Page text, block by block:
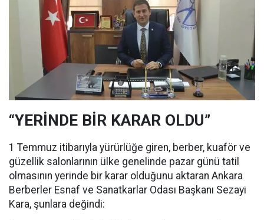
“YERİNDE BİR KARAR OLDU”
1 Temmuz itibarıyla yürürlüğe giren, berber, kuaför ve
güzellik salonlarının ülke genelinde pazar günü tatil
olmasının yerinde bir karar olduğunu aktaran Ankara
Berberler Esnaf ve Sanatkarlar Odası Başkanı Sezayi
Kara, şunlara değindi: